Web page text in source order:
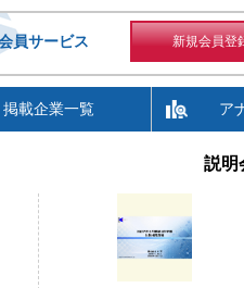
員サービス 新規会員登
掲載企業一覧 ア
説明